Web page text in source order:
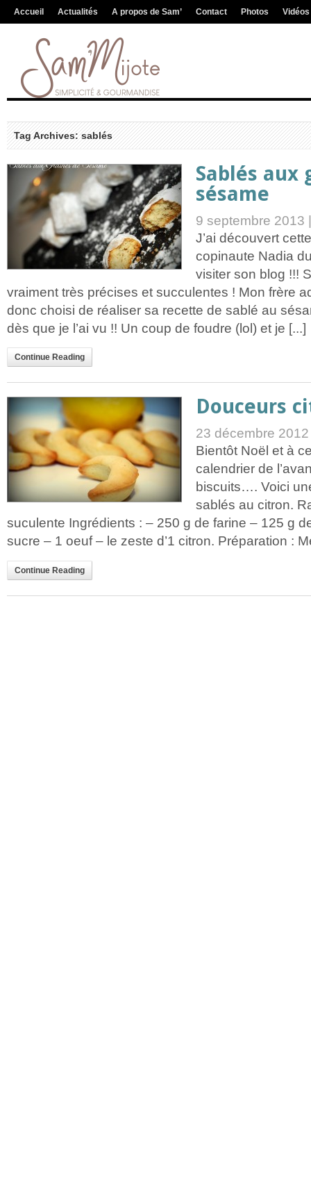
Accueil Actualités A propos de Sam’ Contact Photos Vidéos
Tag Archives: sablés
Sablés aux
sésame
9 septembre 2013
J’ai découvert
copinaute Nadia
visiter son blog !!!
vraiment très précises et succulentes ! Mon frère
donc choisi de réaliser sa recette de sablé au
dès que je l’ai vu !! Un coup de foudre (lol) et je [...]
Continue Reading
Douceurs
23 décembre
Bientôt Noël et à
calendrier de
biscuits…. Voici
sablés au citron.
suculente Ingrédients : – 250 g de farine – 125 g
sucre – 1 oeuf – le zeste d’1 citron. Préparation :
Continue Reading